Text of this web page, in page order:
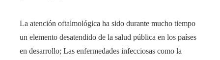
La atención oftalmológica ha sido durante mucho tiempo
un elemento desatendido de la salud pública en los países
en desarrollo; Las enfermedades infecciosas como la